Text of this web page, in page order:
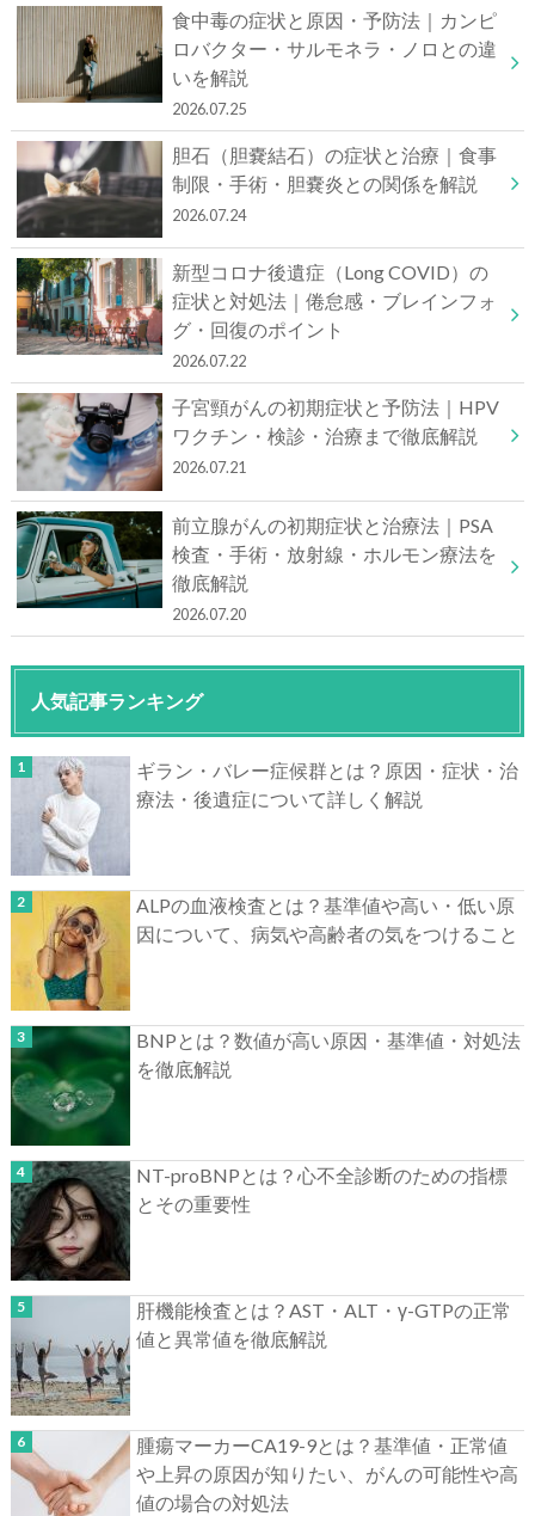
食中毒の症状と原因・予防法｜カンピ
ロバクター・サルモネラ・ノロとの違
いを解説
2026.07.25
胆石（胆嚢結石）の症状と治療｜食事
制限・手術・胆嚢炎との関係を解説
2026.07.24
新型コロナ後遺症（Long COVID）の
症状と対処法｜倦怠感・ブレインフォ
グ・回復のポイント
2026.07.22
子宮頸がんの初期症状と予防法｜HPV
ワクチン・検診・治療まで徹底解説
2026.07.21
前立腺がんの初期症状と治療法｜PSA
検査・手術・放射線・ホルモン療法を
徹底解説
2026.07.20
人気記事ランキング
ギラン・バレー症候群とは？原因・症状・治
療法・後遺症について詳しく解説
ALPの血液検査とは？基準値や高い・低い原
因について、病気や高齢者の気をつけること
BNPとは？数値が高い原因・基準値・対処法
を徹底解説
NT-proBNPとは？心不全診断のための指標
とその重要性
肝機能検査とは？AST・ALT・γ-GTPの正常
値と異常値を徹底解説
腫瘍マーカーCA19-9とは？基準値・正常値
や上昇の原因が知りたい、がんの可能性や高
値の場合の対処法